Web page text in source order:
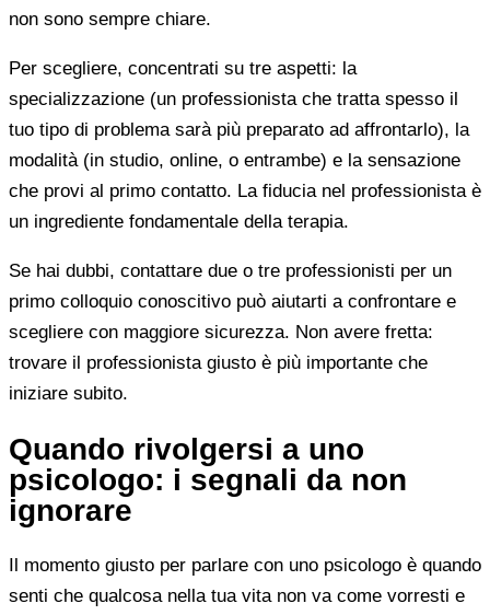
non sono sempre chiare.
Per scegliere, concentrati su tre aspetti: la
specializzazione (un professionista che tratta spesso il
tuo tipo di problema sarà più preparato ad affrontarlo), la
modalità (in studio, online, o entrambe) e la sensazione
che provi al primo contatto. La fiducia nel professionista è
un ingrediente fondamentale della terapia.
Se hai dubbi, contattare due o tre professionisti per un
primo colloquio conoscitivo può aiutarti a confrontare e
scegliere con maggiore sicurezza. Non avere fretta:
trovare il professionista giusto è più importante che
iniziare subito.
Quando rivolgersi a uno
psicologo: i segnali da non
ignorare
Il momento giusto per parlare con uno psicologo è quando
senti che qualcosa nella tua vita non va come vorresti e